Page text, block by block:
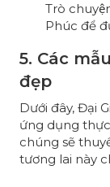
Trò
Phúc để
5. Các
đẹp
Dưới đây, Đại
ứng dụng
chúng sẽ
tương lai này